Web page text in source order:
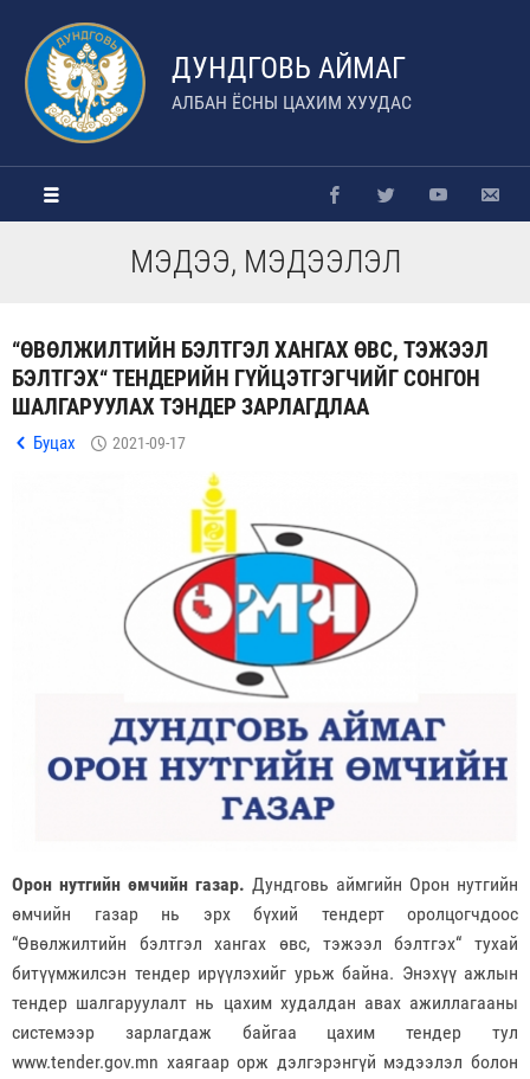
ДУНДГОВЬ АЙМАГ
АЛБАН ЁСНЫ ЦАХИМ ХУУДАС
МЭДЭЭ, МЭДЭЭЛЭЛ
“ӨВӨЛЖИЛТИЙН БЭЛТГЭЛ ХАНГАХ ӨВС, ТЭЖЭЭЛ
БЭЛТГЭХ“ ТЕНДЕРИЙН ГҮЙЦЭТГЭГЧИЙГ СОНГОН
ШАЛГАРУУЛАХ ТЭНДЕР ЗАРЛАГДЛАА
Буцах 2021-09-17
Орон нутгийн өмчийн газар. Дундговь аймгийн Орон нутгийн
өмчийн газар нь эрх бүхий тендерт оролцогчдоос
“Өвөлжилтийн бэлтгэл хангах өвс, тэжээл бэлтгэх“ тухай
битүүмжилсэн тендер ирүүлэхийг урьж байна. Энэхүү ажлын
тендер шалгаруулалт нь цахим худалдан авах ажиллагааны
системээр зарлагдаж байгаа цахим тендер тул
www.tender.gov.mn хаягаар орж дэлгэрэнгүй мэдээлэл болон